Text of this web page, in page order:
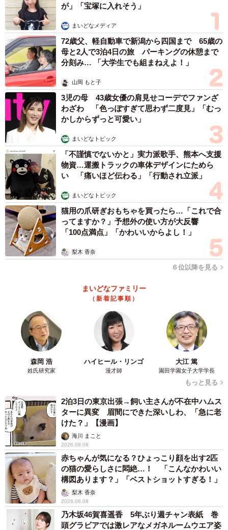
が」「宝塚に入れそう」
まいどなメディア
72歳父、軽自動車で新潟から四国まで 65歳の
母と2人で3泊4日の旅 パーキングの休憩まで
分刻み… 「大学生でも組まねえよ！」
山岡 もと子
3児の母 43歳女優の肩見せコーデでファンざ
わざわ 「色っぽすぎて思わず二度見」「むっ
かしからずっと可愛い」
まいどなトピック
「不謹慎でないかと」実力派歌手、熊本へ支援
物資…運搬トラックの車体デザインにためら
い 「痛いほど伝わる」「行動され立派」
まいどなトピック
猫用の爪研ぎおもちゃを買ったら…「これで合
ってますか？」予想外の使い方が大反響
「100点満点」「かわいいからよし！」
梨木 香奈
６位以降を見る
まいどなファミリー
（新着記事順）
森岡 浩
姓氏研究家
ハイヒール・リンゴ
漫才師
大江 篤
園田学園女子大学学長
もっと見る
2泊3日の東京出張→飼い主さんが不在中ハムス
ターに異変 眉間にできた深いしわ、「急に老
けた？」【漫画】
海川 まこと
2026.08.08
赤ちゃんが気になる？ひょっこり顔を出す2匹
の猫の愛らしさに悶絶…！ 「こんなかわいい
構図あります？」「ベストショットすぎる！」
梨木 香奈
2026.08.08
乃木坂46賀喜遥香 5年ぶり週チャン表紙 巻
頭グラビアでは激レアなメガネルームウエア姿